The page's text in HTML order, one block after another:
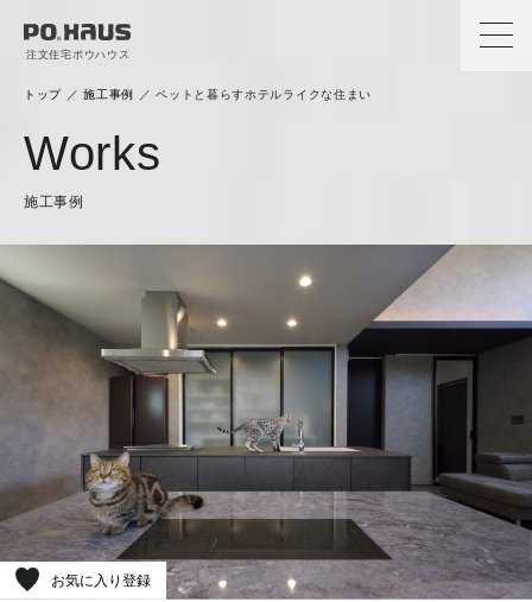
注文住宅ポウハウス
トップ ／施工事例 ／ペットと暮らすホテルライクな住まい
Works
施工事例
お気に入り登録